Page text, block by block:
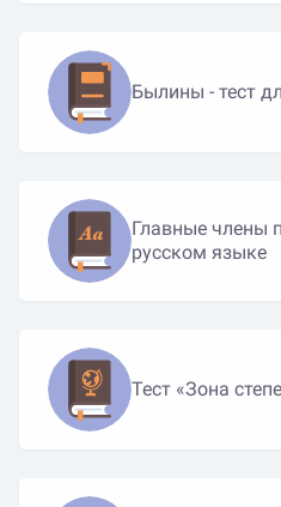
Былины - тест
Главные члены
русском языке
Тест «Зона